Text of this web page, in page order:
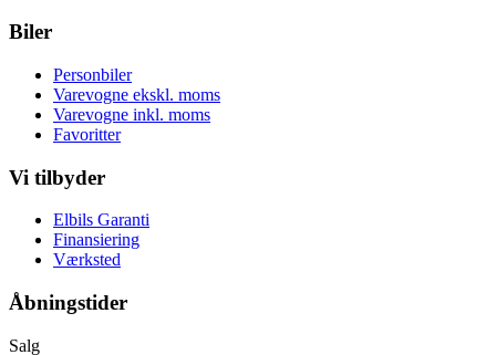
Biler
Personbiler
Varevogne ekskl. moms
Varevogne inkl. moms
Favoritter
Vi tilbyder
Elbils Garanti
Finansiering
Værksted
Åbningstider
Salg